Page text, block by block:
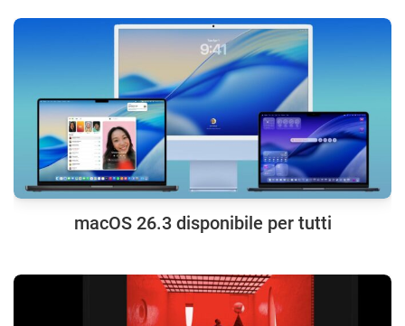
macOS 26.3 disponibile per tutti